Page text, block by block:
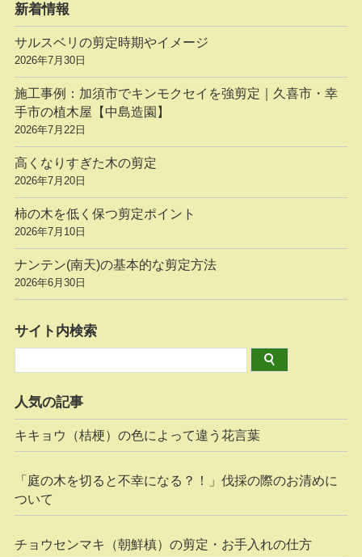
新着情報
サルスベリの剪定時期やイメージ
2026年7月30日
施工事例：加須市でキンモクセイを強剪定｜久喜市・幸
手市の植木屋【中島造園】
2026年7月22日
高くなりすぎた木の剪定
2026年7月20日
柿の木を低く保つ剪定ポイント
2026年7月10日
ナンテン(南天)の基本的な剪定方法
2026年6月30日
サイト内検索
人気の記事
キキョウ（桔梗）の色によって違う花言葉
「庭の木を切ると不幸になる？！」伐採の際のお清めに
ついて
チョウセンマキ（朝鮮槙）の剪定・お手入れの仕方